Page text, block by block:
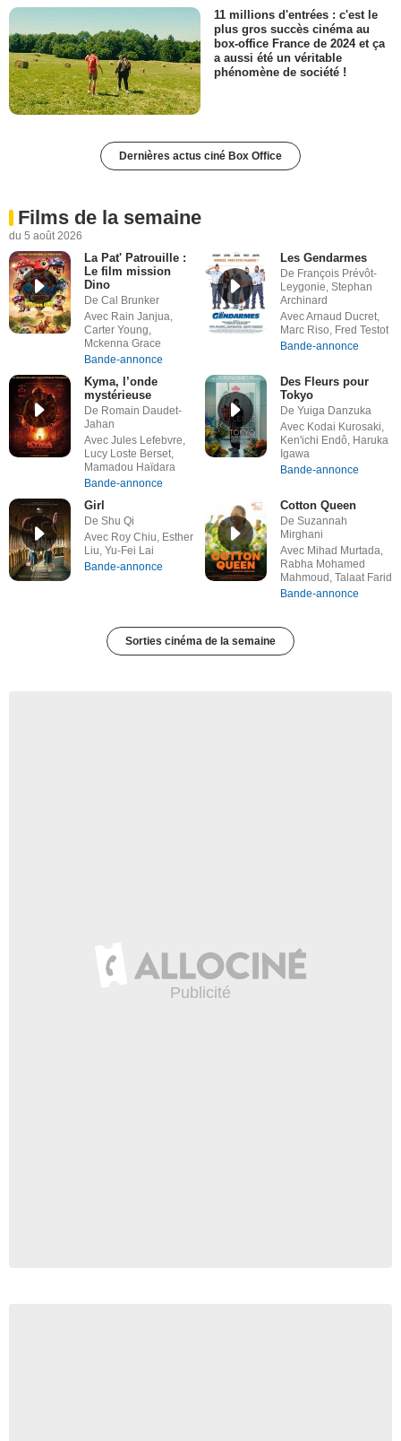
11 millions d'entrées : c'est le
plus gros succès cinéma au
box-office France de 2024 et ça
a aussi été un véritable
phénomène de société !
Dernières actus ciné Box Office
Films de la semaine
du 5 août 2026
La Pat' Patrouille :
Le film mission
Dino
De Cal Brunker
Avec Rain Janjua,
Carter Young,
Mckenna Grace
Bande-annonce
Les Gendarmes
De François Prévôt-
Leygonie, Stephan
Archinard
Avec Arnaud Ducret,
Marc Riso, Fred Testot
Bande-annonce
Kyma, l’onde
mystérieuse
De Romain Daudet-
Jahan
Avec Jules Lefebvre,
Lucy Loste Berset,
Mamadou Haïdara
Bande-annonce
Des Fleurs pour
Tokyo
De Yuiga Danzuka
Avec Kodai Kurosaki,
Ken'ichi Endô, Haruka
Igawa
Bande-annonce
Girl
De Shu Qi
Avec Roy Chiu, Esther
Liu, Yu-Fei Lai
Bande-annonce
Cotton Queen
De Suzannah
Mirghani
Avec Mihad Murtada,
Rabha Mohamed
Mahmoud, Talaat Farid
Bande-annonce
Sorties cinéma de la semaine